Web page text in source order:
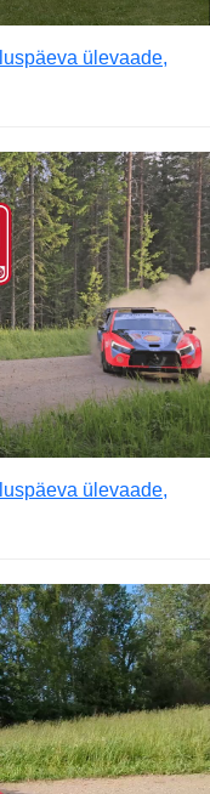
ülevaade,
ülevaade,